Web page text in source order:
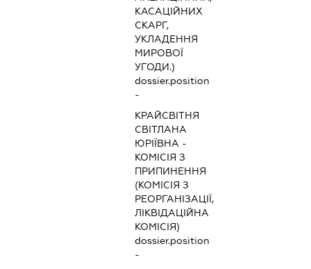
КАСАЦІЙНИХ
СКАРГ,
УКЛАДЕННЯ
МИРОВОЇ
УГОДИ.)
dossier.position
-
КРАЙСВІТНЯ
СВІТЛАНА
ЮРІЇВНА -
КОМІСІЯ З
ПРИПИНЕННЯ
(КОМІСІЯ З
РЕОРГАНІЗАЦІЇ,
ЛІКВІДАЦІЙНА
КОМІСІЯ)
dossier.position
-